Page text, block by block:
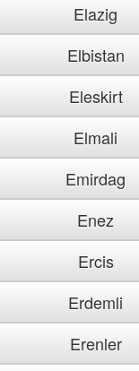
Elazig
Elbistan
Eleskirt
Elmali
Emirdag
Enez
Ercis
Erdemli
Erenler